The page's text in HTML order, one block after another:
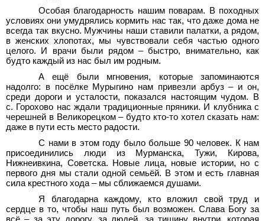
Особая благодарность нашим поварам. В походных
условиях они умудрялись кормить нас так, что даже дома не
всегда так вкусно. Мужчины наши ставили палатки, а рядом,
в женских хлопотах, мы чувствовали себя частью одного
целого. И врачи были рядом – быстро, внимательно, как
будто каждый из нас был им родным.
А ещё были мгновения, которые запоминаются
надолго: в посёлке Мурыгино нам привезли арбуз – и он,
среди дороги и усталости, показался настоящим чудом. В
с. Горохово нас ждали традиционные пряники. И клубника с
черешней в Великорецком – будто кто-то хотел сказать нам:
даже в пути есть место радости.
С нами в этом году было больше 90 человек. К нам
присоединились люди из Мурманска, Тужи, Кирова,
Нижнеивкина, Советска. Новые лица, новые истории, но с
первого дня мы стали одной семьёй. В этом и есть главная
сила крестного хода – мы сближаемся душами.
Я благодарна каждому, кто вложил свой труд и
сердце в то, чтобы наш путь был возможен. Слава Богу за